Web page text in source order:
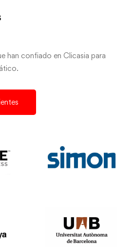
han confiado en Clicasia para